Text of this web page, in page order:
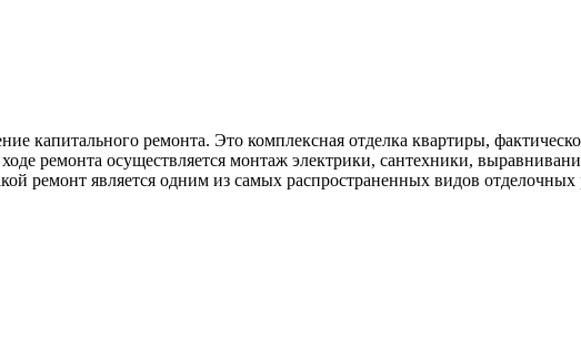
капитального ремонта. Это комплексная отделка квартиры,
ремонта осуществляется монтаж электрики, сантехники,
ремонт является одним из самых распространенных видов отделочных